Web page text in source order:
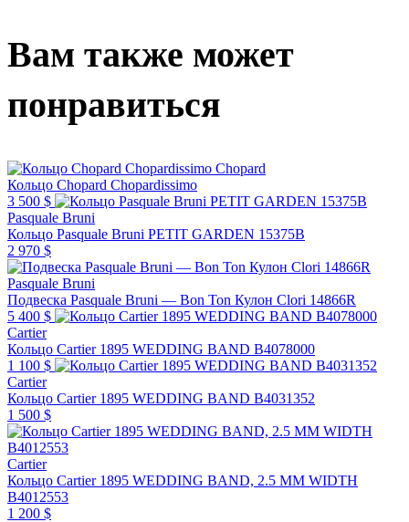
Вам также может
понравиться
Chopard
Кольцо Chopard Chopardissimo
3 500 $
Pasquale Bruni
Кольцо Pasquale Bruni PETIT GARDEN 15375B
2 970 $
Pasquale Bruni
Подвеска Pasquale Bruni — Bon Ton Кулон Clori 14866R
5 400 $
Cartier
Кольцо Cartier 1895 WEDDING BAND B4078000
1 100 $
Cartier
Кольцо Cartier 1895 WEDDING BAND B4031352
1 500 $
Cartier
Кольцо Cartier 1895 WEDDING BAND, 2.5 MM WIDTH
B4012553
1 200 $